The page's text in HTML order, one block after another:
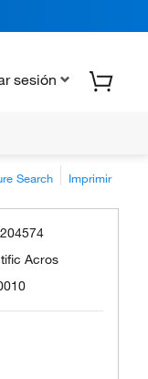
sesión
Search Imprimir
Acros